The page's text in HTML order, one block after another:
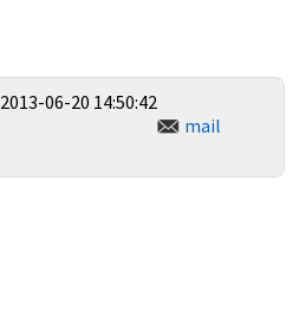
2013-06-20 14:50:42
mail